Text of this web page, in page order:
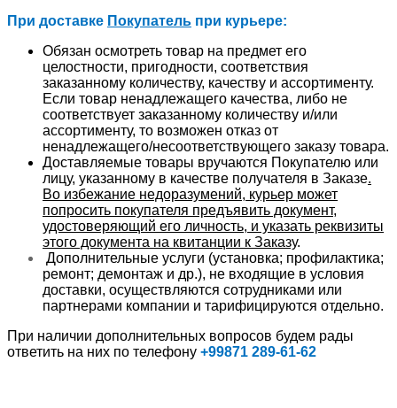
При доставке Покупатель при курьере:
Обязан осмотреть товар на предмет его
целостности, пригодности, соответствия
заказанному количеству, качеству и ассортименту.
Если товар ненадлежащего качества, либо не
соответствует заказанному количеству и/или
ассортименту, то возможен отказ от
ненадлежащего/несоответствующего заказу товара.
Доставляемые товары вручаются Покупателю или
лицу, указанному в качестве получателя в Заказе.
Во избежание недоразумений, курьер может
попросить покупателя предъявить документ,
удостоверяющий его личность, и указать реквизиты
этого документа на квитанции к Заказу.
Дополнительные услуги (установка; профилактика;
ремонт; демонтаж и др.), не входящие в условия
доставки, осуществляются сотрудниками или
партнерами компании и тарифицируются отдельно.
При наличии дополнительных вопросов будем рады
ответить на них по телефону +99871 289-61-62